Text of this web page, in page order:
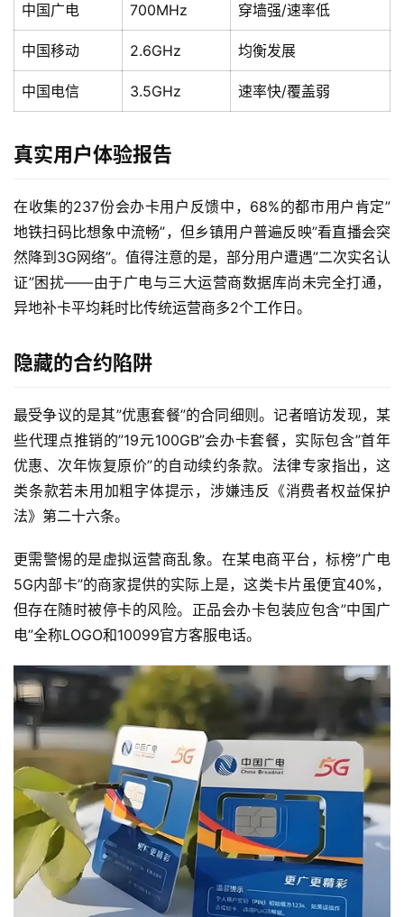
首
页
流
量
中国广电 700MHz 穿墙强/速率低
中国移动 2.6GHz 均衡发展
中国电信 3.5GHz 速率快/覆盖弱
真实用户体验报告
在收集的237份会办卡用户反馈中，68%的都市用户肯定”
地铁扫码比想象中流畅”，但乡镇用户普遍反映”看直播会突
然降到3G网络”。值得注意的是，部分用户遭遇”二次实名认
证”困扰——由于广电与三大运营商数据库尚未完全打通，
异地补卡平均耗时比传统运营商多2个工作日。
隐藏的合约陷阱
最受争议的是其”优惠套餐”的合同细则。记者暗访发现，某
些代理点推销的”19元100GB”会办卡套餐，实际包含”首年
优惠、次年恢复原价”的自动续约条款。法律专家指出，这
类条款若未用加粗字体提示，涉嫌违反《消费者权益保护
法》第二十六条。
更需警惕的是虚拟运营商乱象。在某电商平台，标榜”广电
5G内部卡”的商家提供的实际上是，这类卡片虽便宜40%，
但存在随时被停卡的风险。正品会办卡包装应包含”中国广
电”全称LOGO和10099官方客服电话。